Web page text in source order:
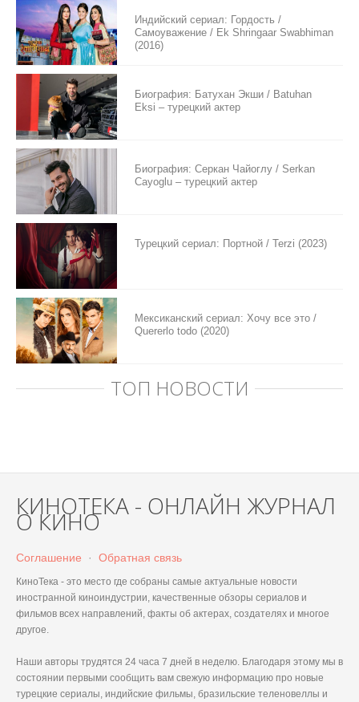
Индийский сериал: Гордость /
Самоуважение / Ek Shringaar Swabhiman
(2016)
Биография: Батухан Экши / Batuhan
Eksi – турецкий актер
Биография: Серкан Чайоглу / Serkan
Cayoglu – турецкий актер
Турецкий сериал: Портной / Terzi (2023)
Мексиканский сериал: Хочу все это /
Quererlo todo (2020)
ТОП НОВОСТИ
КИНОТЕКА - ОНЛАЙН ЖУРНАЛ
О КИНО
Соглашение · Обратная связь
КиноТека - это место где собраны самые актуальные новости
иностранной киноиндустрии, качественные обзоры сериалов и
фильмов всех направлений, факты об актерах, создателях и многое
другое.
Наши авторы трудятся 24 часа 7 дней в неделю. Благодаря этому мы в
состоянии первыми сообщить вам свежую информацию про новые
турецкие сериалы, индийские фильмы, бразильские теленовеллы и